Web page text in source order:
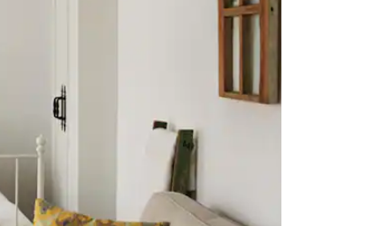
ワイプして検索結果を確認することができます。